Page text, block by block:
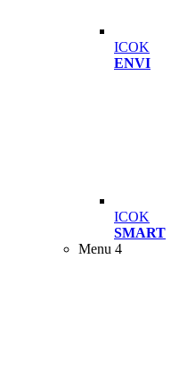
ICOK
ENVI
ICOK
SMART
Menu 4